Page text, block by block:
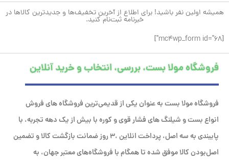
همیشه اولین نفر باشید! برای اطلاع از آخرین تخفیف‌ها و جدیدترین کالاها در
خبرنامه ثبت‌نام کنید.
[mc4wp_form id="68"]
فروشگاه مولا بست، بررسی، انتخاب و خرید آنلاین
فروشگاه مولا بست به عنوان یکی از قدیمی‌ترین فروشگاه های فروش
انواع بست و شیلنگ های فشار قوی و کوره با بیش از یک دهه تجربه، با
پایبندی به سه اصل، پرداخت انلاین ،۳ روز ضمانت بازگشت کالا و تضمین
اصل‌بودن کالا موفق شده تا همگام با فروشگاه‌های معتبر جهان، به